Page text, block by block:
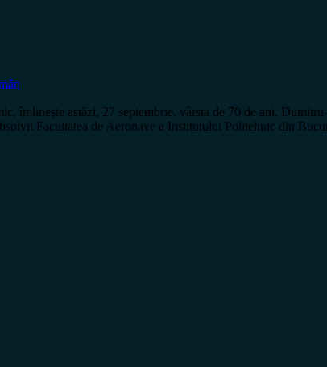
îmlinește astăzi, 27 septembrie, vârsta de 70 de ani.
Facultatea de Aeronave a Institutului Politehnic din